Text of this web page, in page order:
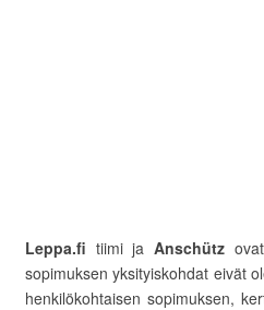
Leppa.fi tiimi ja Anschützovat
sopimuksen yksityiskohdat eivät
henkilökohtaisen sopimuksen,